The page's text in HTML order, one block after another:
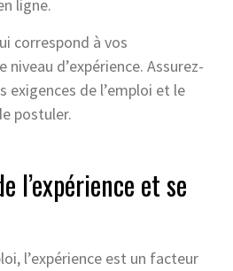
ligne.
correspond à vos
d’expérience. Assurez-
exigences de l’emploi et le
postuler.
l’expérience et se
l’expérience est un facteur